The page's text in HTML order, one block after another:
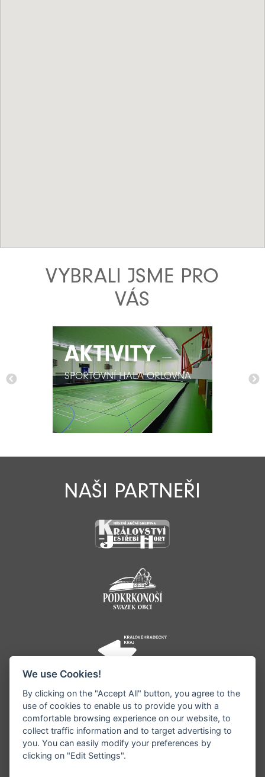
VYBRALI JSME PRO
VÁS
AKTIVITY
SPORTOVNÍ HALA ORLOVNA
AKTIVITY
SPORTOVNÍ HALA ORLOVNA
NAŠI PARTNEŘI
©1996 - 2026 Všechna práva vyhrazena serveru
We use Cookies!
By clicking on the "Accept All" button, you agree to the
use of cookies to enable us to provide you with a
comfortable browsing experience on our website, to
collect traffic information and to target advertising to
you. You can easily modify your preferences by
clicking on "Edit Settings".